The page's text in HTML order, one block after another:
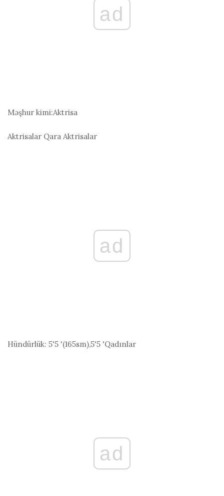
ad
Məşhur kimi:Aktrisa
Aktrisalar Qara Aktrisalar
ad
Hündürlük: 5'5 '(165sm),5'5 'Qadınlar
ad